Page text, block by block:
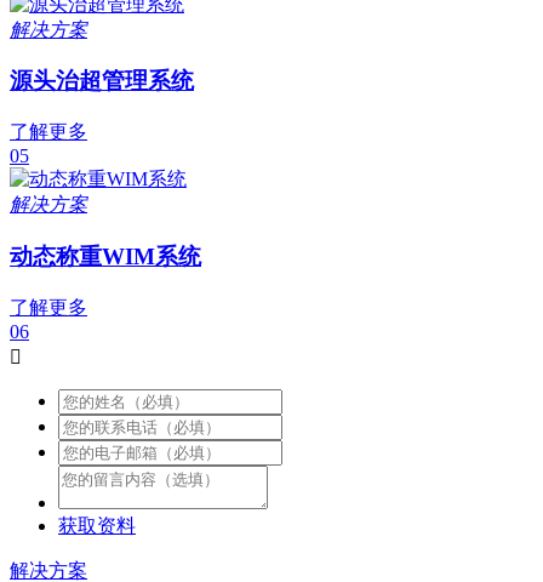
解决方案
源头治超管理系统
了解更多
05
解决方案
动态称重WIM系统
了解更多
06

获取资料
解决方案